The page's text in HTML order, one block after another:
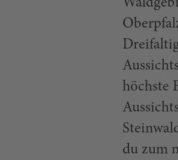
höchste
du zum